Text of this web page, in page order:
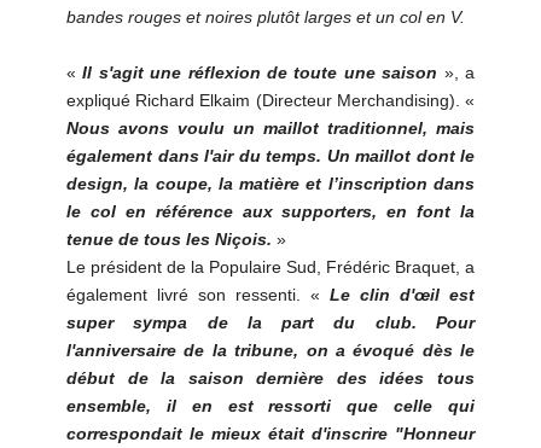
bandes rouges et noires plutôt larges et un col en V.
«Il s'agit une réflexion de toute une saison », a
expliqué Richard Elkaim (Directeur Merchandising). «
Nous avons voulu un maillot traditionnel, mais
également dans l'air du temps. Un maillot dont le
design, la coupe, la matière et l’inscription dans
le col en référence aux supporters, en font la
tenue de tous les Niçois. »
Le président de la Populaire Sud, Frédéric Braquet, a
également livré son ressenti. « Le clin d'œil est
super sympa de la part du club. Pour
l'anniversaire de la tribune, on a évoqué dès le
début de la saison dernière des idées tous
ensemble, il en est ressorti que celle qui
correspondait le mieux était d'inscrire "Honneur